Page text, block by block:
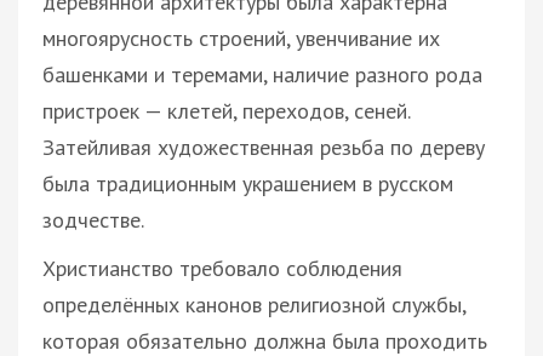
многоярусность строений, увенчивание их
башенками и теремами, наличие разного рода
пристроек — клетей, переходов, сеней.
Затейливая художественная резьба по дереву
была традиционным украшением в русском
зодчестве.
Христианство требовало соблюдения
определённых канонов религиозной службы,
которая обязательно должна была проходить